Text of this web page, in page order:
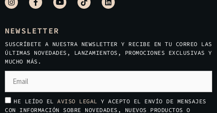
NEWSLETTER
SUSCRÍBETE A NUESTRA NEWSLETTER Y RECIBE EN TU CORREO LAS
ÚLTIMAS NOVEDADES, LANZAMIENTOS, PROMOCIONES EXCLUSIVAS Y
MUCHO MÁS.
HE LEÍDO EL AVISO LEGAL Y ACEPTO EL ENVÍO DE MENSAJES
CON INFORMACIÓN SOBRE NOVEDADES, NUEVOS PRODUCTOS O